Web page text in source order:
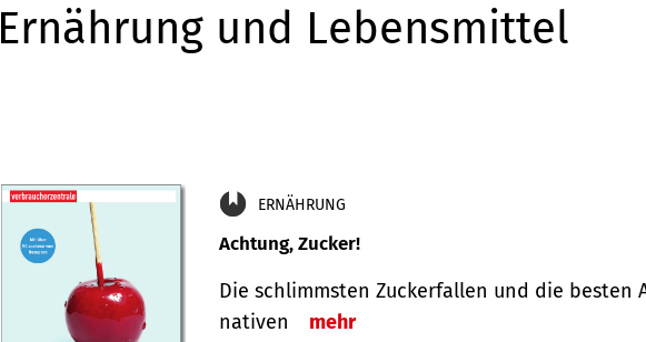
Ernährung und Lebensmittel
ERNÄHRUNG
Achtung, Zucker!
Die schlimmsten Zucker­fallen und die besten
nativen
mehr